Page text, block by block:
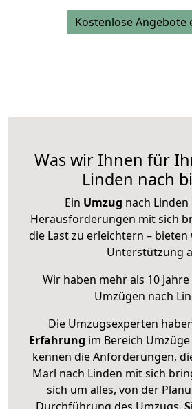
Kostenlose Angebote
Was wir Ihnen für
Linden nach
Ein Umzug nach
Herausforderungen mit sich
die Last zu erleichtern –
Unterstützung
Wir haben mehr als 10
Umzügen nach
Die Umzugsexperten
Erfahrung im Bereich
kennen die Anforderungen,
Marl nach Linden mit sich
sich um alles, von der